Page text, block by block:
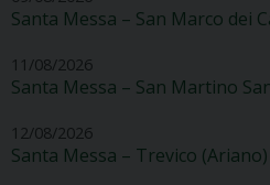
Santa Messa – San Marco dei
11/08/2026
Santa Messa – San Martino
12/08/2026
Santa Messa – Trevico (Ariano)